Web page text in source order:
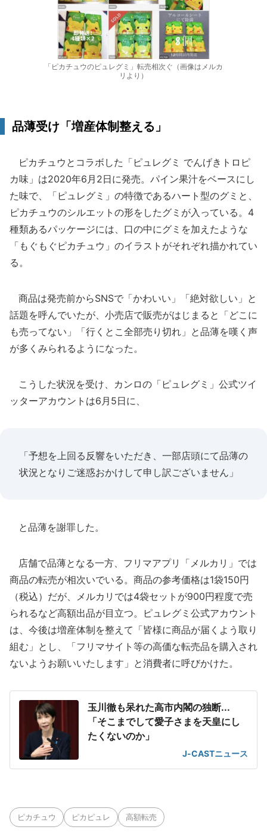
「ピカチュウのピュレグミ」転売相次ぐ（画像はメルカ
リより）
品薄受け「増産体制整える」
ピカチュウとコラボした「ピュレグミ でんげきトロピ
カ味」は2020年6月2日に発売。パイン果汁をベースにし
た味で、「ピュレグミ」の特徴であるハート型のグミと、
ピカチュウのシルエットの形をしたグミが入っている。4
種類あるパッケージには、口の中にグミを加えたような
「もぐもぐピカチュウ」のイラストがそれぞれ描かれてい
る。
商品は発売前からSNSで「かわいい」「絶対欲しい」と
話題を呼んでいたが、小売店で販売がはじまると「どこに
も売ってない」「行くとこ全部売り切れ」と品薄を嘆く声
が多くみられるようになった。
こうした状況を受け、カンロの「ピュレグミ」公式ツイ
ッターアカウントは6月5日に、
「予想を上回る反響をいただき、一部店頭にて品薄の
状況となりご迷惑おかけして申し訳ございません」
と品薄を謝罪した。
店舗で品薄となる一方、フリマアプリ「メルカリ」では
商品の転売が相次いでいる。商品の参考価格は1袋150円
（税込）だが、メルカリでは4袋セットが900円程度で売
られるなど高額出品が目立つ。ピュレグミ公式アカウント
は、今後は増産体制を整えて「皆様に商品が届くよう取り
組む」とし、「フリマサイト等の高価な転売品を購入され
ないようお願いいたします」と消費者に呼びかけた。
玉川徹も呆れた高市内閣の独断...
「そこまでして愛子さまを天皇にし
たくないのか」
J-CASTニュース
ピカチュウ ピカピュレ 高額転売